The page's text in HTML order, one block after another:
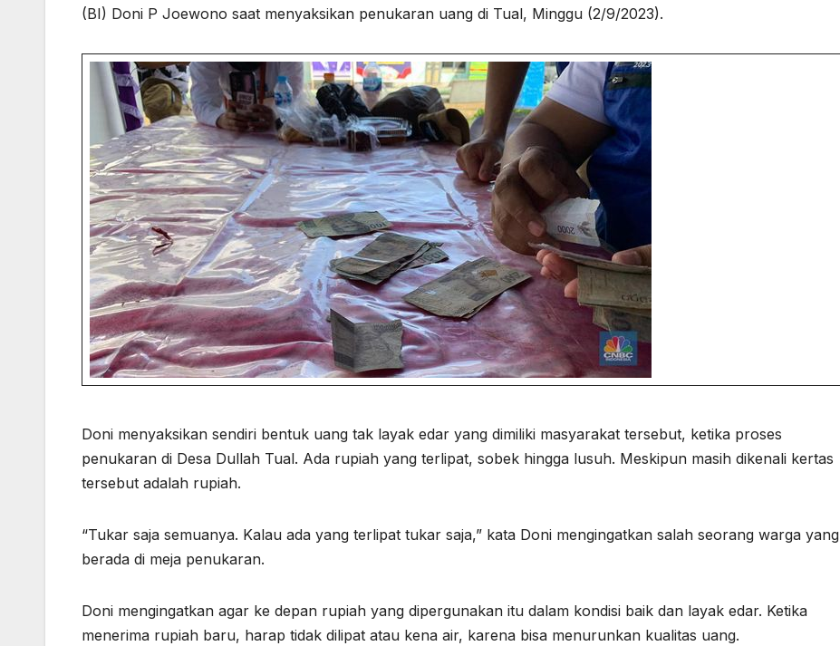
(BI) Doni P Joewono saat menyaksikan penukaran uang di Tual, Minggu (2/9/2023).
Doni menyaksikan sendiri bentuk uang tak layak edar yang dimiliki masyarakat tersebut, ketika proses
penukaran di Desa Dullah Tual. Ada rupiah yang terlipat, sobek hingga lusuh. Meskipun masih dikenali kertas
tersebut adalah rupiah.
“Tukar saja semuanya. Kalau ada yang terlipat tukar saja,” kata Doni mengingatkan salah seorang warga yang
berada di meja penukaran.
Doni mengingatkan agar ke depan rupiah yang dipergunakan itu dalam kondisi baik dan layak edar. Ketika
menerima rupiah baru, harap tidak dilipat atau kena air, karena bisa menurunkan kualitas uang.